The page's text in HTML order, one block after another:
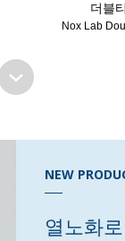
더블
Nox Lab
NEW
열노화